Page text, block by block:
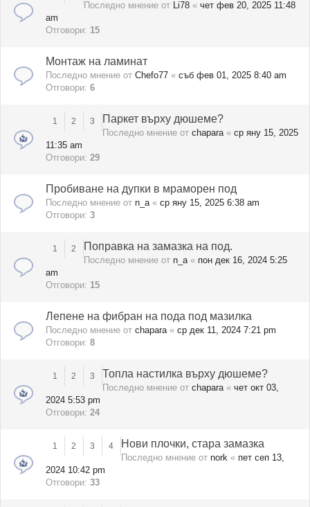
Последно мнение от Li78 « чет фев 20, 2025 11:48
am
Отговори: 15
Монтаж на ламинат
Последно мнение от Chefo77 « съб фев 01, 2025 8:40 am
Отговори: 6
1 2 3 Паркет върху дюшеме?
Последно мнение от chapara« ср яну 15, 2025
11:35 am
Отговори: 29
Пробиване на дупки в мраморен под
Последно мнение от n_a« ср яну 15, 2025 6:38 am
Отговори: 3
1 2 Поправка на замазка на под.
Последно мнение от n_a« пон дек 16, 2024 5:25
am
Отговори: 15
Лепене на фибран на пода под мазилка
Последно мнение от chapara« ср дек 11, 2024 7:21 pm
Отговори: 8
1 2 3 Топла настилка върху дюшеме?
Последно мнение от chapara« чет окт 03,
2024 5:53 pm
Отговори: 24
1 2 3 4 Нови плочки, стара замазка
Последно мнение от nork « пет сеп 13,
2024 10:42 pm
Отговори: 33